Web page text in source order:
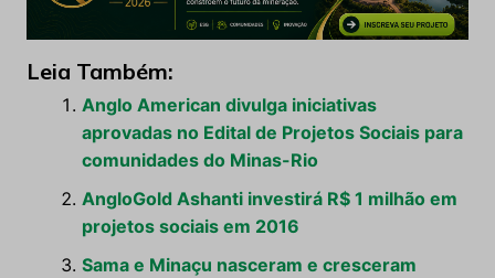
Leia Também:
Anglo American divulga iniciativas
aprovadas no Edital de Projetos Sociais para
comunidades do Minas-Rio
AngloGold Ashanti investirá R$ 1 milhão em
projetos sociais em 2016
Sama e Minaçu nasceram e cresceram